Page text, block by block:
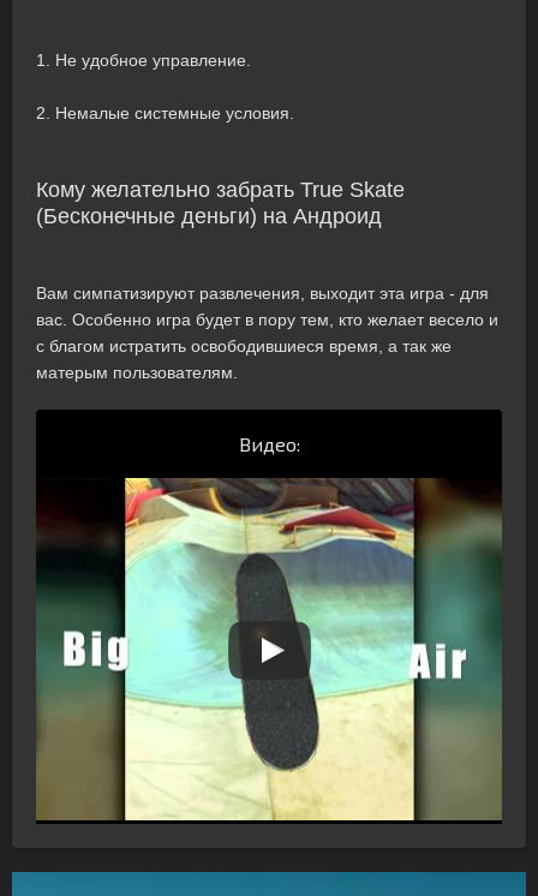
1. Не удобное управление.
2. Немалые системные условия.
Кому желательно забрать True Skate
(Бесконечные деньги) на Андроид
Вам симпатизируют развлечения, выходит эта игра - для
вас. Особенно игра будет в пору тем, кто желает весело и
с благом истратить освободившиеся время, а так же
матерым пользователям.
Видео: